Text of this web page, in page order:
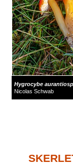
Hygrocybe
Nicolas Schwab